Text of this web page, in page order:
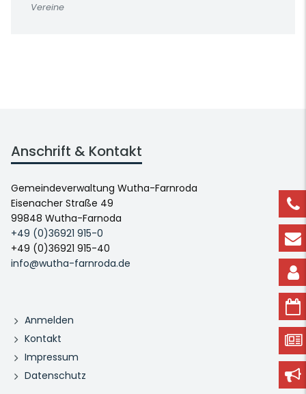
Vereine
Anschrift & Kontakt
Gemeindeverwaltung Wutha-Farnroda
Eisenacher Straße 49
99848 Wutha-Farnoda
+49 (0)36921 915-0
+49 (0)36921 915-40
info@wutha-farnroda.de
Anmelden
Kontakt
Impressum
Datenschutz